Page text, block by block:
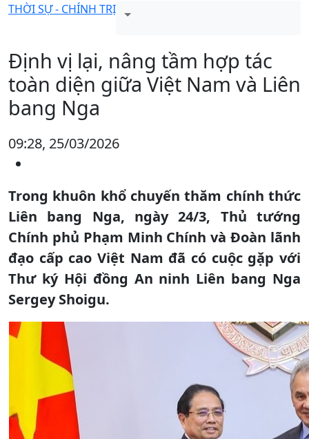
THỜI SỰ - CHÍNH TRỊ
Định vị lại, nâng tầm hợp tác
toàn diện giữa Việt Nam và Liên
bang Nga
09:28, 25/03/2026
Trong khuôn khổ chuyến thăm chính thức
Liên bang Nga, ngày 24/3, Thủ tướng
Chính phủ Phạm Minh Chính và Đoàn lãnh
đạo cấp cao Việt Nam đã có cuộc gặp với
Thư ký Hội đồng An ninh Liên bang Nga
Sergey Shoigu.